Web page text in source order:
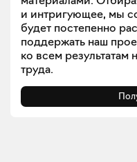
и интригующее, мы
будет постепенно
поддержать наш
ко всем
труда.